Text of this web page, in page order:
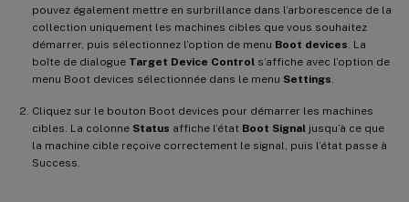
pouvez également mettre en surbrillance dans l’arborescence de la
collection uniquement les machines cibles que vous souhaitez
démarrer, puis sélectionnez l’option de menu Boot devices . La
boîte de dialogue Target Device Control s’affiche avec l’option de
menu Boot devices sélectionnée dans le menu Settings
Cliquez sur le bouton Boot devices pour démarrer les machines
cibles. La colonne Status affiche l’état Boot Signal jusqu’à ce que
la machine cible reçoive correctement le signal, puis l’état passe à
Success.